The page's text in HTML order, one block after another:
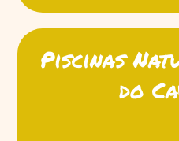
Piscinas
do